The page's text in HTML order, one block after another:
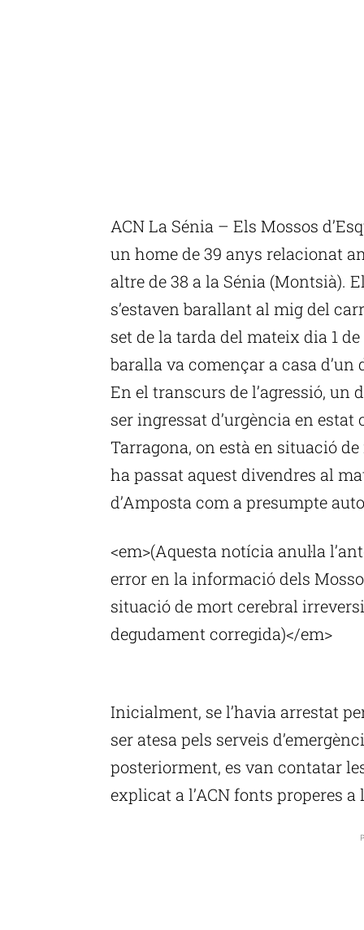
ACN La Sénia – Els Mossos
un home de 39 anys relacionat
altre de 38 a la Sénia (Montsià).
s’estaven barallant al mig del
set de la tarda del mateix dia 1
baralla va començar a casa d’un
En el transcurs de l’agressió, un
ser ingressat d’urgència en
Tarragona, on està en situació
ha passat aquest divendres al
d’Amposta com a presumpte
<em>(Aquesta notícia anul·la
error en la informació dels
situació de mort cerebral
degudament corregida)</em>
Inicialment, se l’havia arrestat
ser atesa pels serveis
posteriorment, es van contatar
explicat a l’ACN fonts properes